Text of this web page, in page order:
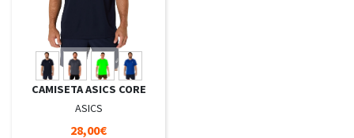
CAMISETA ASICS CORE
ASICS
28,00€